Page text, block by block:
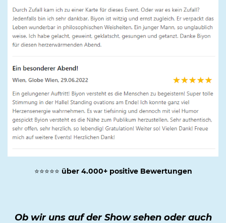
⭐⭐⭐⭐⭐ über 4.000+ positive Bewertungen
Ob wir uns auf der Show sehen oder auch